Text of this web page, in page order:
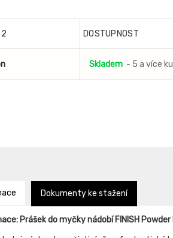
DOSTUPNOST
Skladem - 5 a více
Dokumenty ke stažení
Prášek do myčky nádobí FINISH Powder